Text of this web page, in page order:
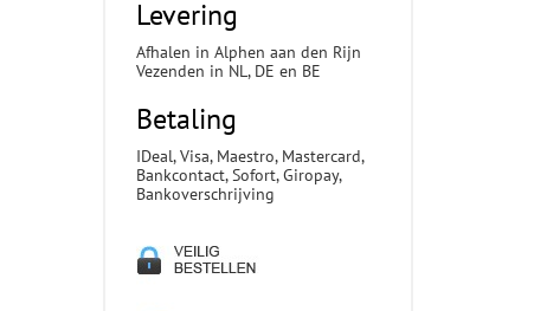
Levering
Afhalen in Alphen aan den Rijn
Vezenden in NL, DE en BE
Betaling
IDeal, Visa, Maestro, Mastercard,
Bankcontact, Sofort, Giropay,
Bankoverschrijving